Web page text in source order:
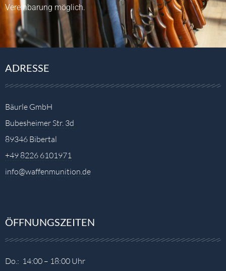
Vereinbarung möglich.
ADRESSE
Bäurle GmbH
Bubesheimer Str. 3d
89346 Bibertal
+49 8226 6101971
info@waffenmunition.de
ÖFFNUNGSZEITEN
Do.: 14:00 – 18:00 Uhr